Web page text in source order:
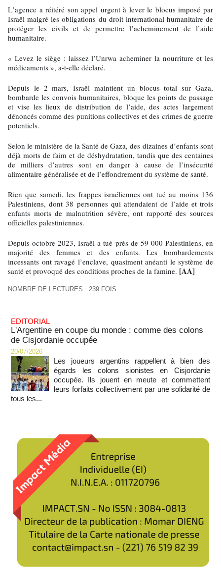
L’agence a réitéré son appel urgent à lever le blocus imposé par
Israël malgré les obligations du droit international humanitaire de
protéger les civils et de permettre l’acheminement de l’aide
humanitaire.
« Levez le siège : laissez l’Unrwa acheminer la nourriture et les
médicaments », a-t-elle déclaré.
Depuis le 2 mars, Israël maintient un blocus total sur Gaza,
bombarde les convois humanitaires, bloque les points de passage
et vise les lieux de distribution de l’aide, des actes largement
dénoncés comme des punitions collectives et des crimes de guerre
potentiels.
Selon le ministère de la Santé de Gaza, des dizaines d’enfants sont
déjà morts de faim et de déshydratation, tandis que des centaines
de milliers d’autres sont en danger à cause de l’insécurité
alimentaire généralisée et de l’effondrement du système de santé.
Rien que samedi, les frappes israéliennes ont tué au moins 136
Palestiniens, dont 38 personnes qui attendaient de l’aide et trois
enfants morts de malnutrition sévère, ont rapporté des sources
officielles palestiniennes.
Depuis octobre 2023, Israël a tué près de 59 000 Palestiniens, en
majorité des femmes et des enfants. Les bombardements
incessants ont ravagé l’enclave, quasiment anéanti le système de
santé et provoqué des conditions proches de la famine. [AA]
NOMBRE DE LECTURES : 239 FOIS
EDITORIAL
L'Argentine en coupe du monde : comme des colons
de Cisjordanie occupée
20/07/2026
Les joueurs argentins rappellent à bien des
égards les colons sionistes en Cisjordanie
occupée. Ils jouent en meute et commettent
leurs forfaits collectivement par une solidarité de
tous les...